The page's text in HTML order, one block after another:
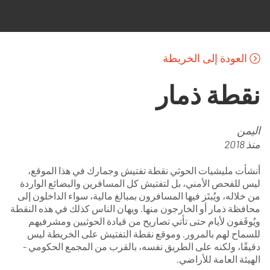
العودة إلى الخريطة
نقطة ذمار
اليمن
منذ 2018
أنشأت مليشيات الحوثي نقطة تفتيش وجمارك في هذا الموقع،
ليس للفحص الأمني، بل لتفتيش كل المسافرين والبضائع الواردة
من خلاله، ويُبتَز فيها المسافرون بمبالغ مالية، سواء الداخلون إلى
محافظة ذمار أو الخارجون منها. ويهان الناس كذلك في هذه النقطة
ويُوقَفون لأيام حتى تأتي تصاريح من قيادة الحوثيين ومشرفيهم
للسماح لهم بالمرور. وموقع نقطة التفتيش على الخريطة ليس
دقيقًا، ولكنه على الطريق نفسه، بالقرب من المجمع الحكومي -
الهيئة العامة للأراضي.